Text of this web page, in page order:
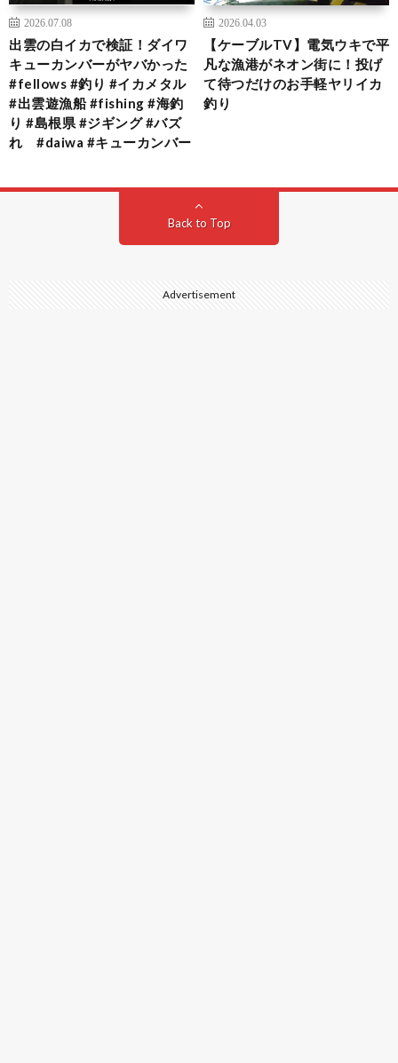
2026.07.08
出雲の白イカで検証！ダイワ
キューカンバーがヤバかった
#fellows #釣り #イカメタル
#出雲遊漁船 #fishing #海釣
り #島根県 #ジギング #バズ
れ #daiwa #キューカンバー
2026.04.03
【ケーブルTV】電気ウキで平
凡な漁港がネオン街に！投げ
て待つだけのお手軽ヤリイカ
釣り
Back to Top
Advertisement